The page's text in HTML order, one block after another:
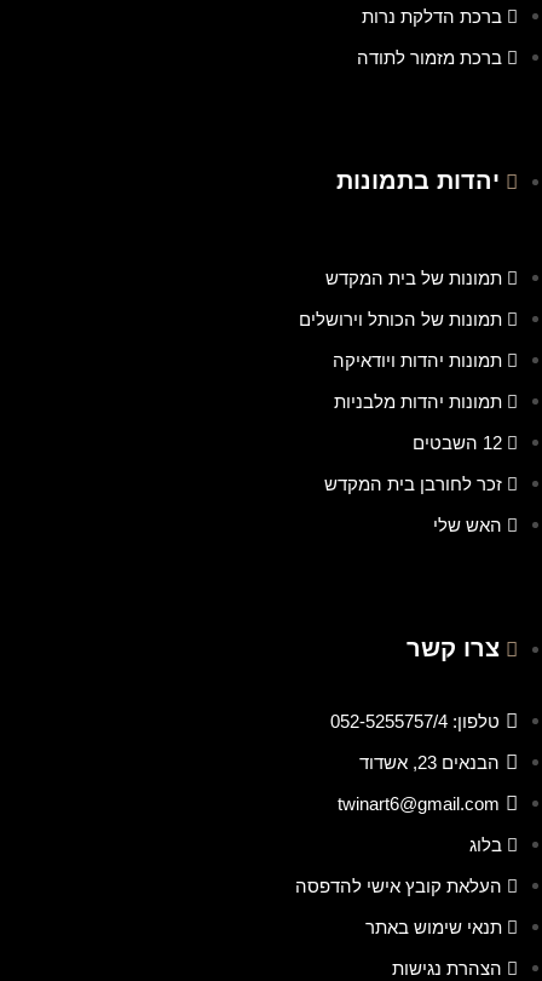
ברכת הדלקת נרות
ברכת מזמור לתודה
יהדות בתמונות
תמונות של בית המקדש
תמונות של הכותל וירושלים
תמונות יהדות ויודאיקה
תמונות יהדות מלבניות
12 השבטים
זכר לחורבן בית המקדש
האש שלי
צרו קשר
טלפון: 052-5255757/4
הבנאים 23, אשדוד
twinart6@gmail.com
בלוג
העלאת קובץ אישי להדפסה
תנאי שימוש באתר
הצהרת נגישות